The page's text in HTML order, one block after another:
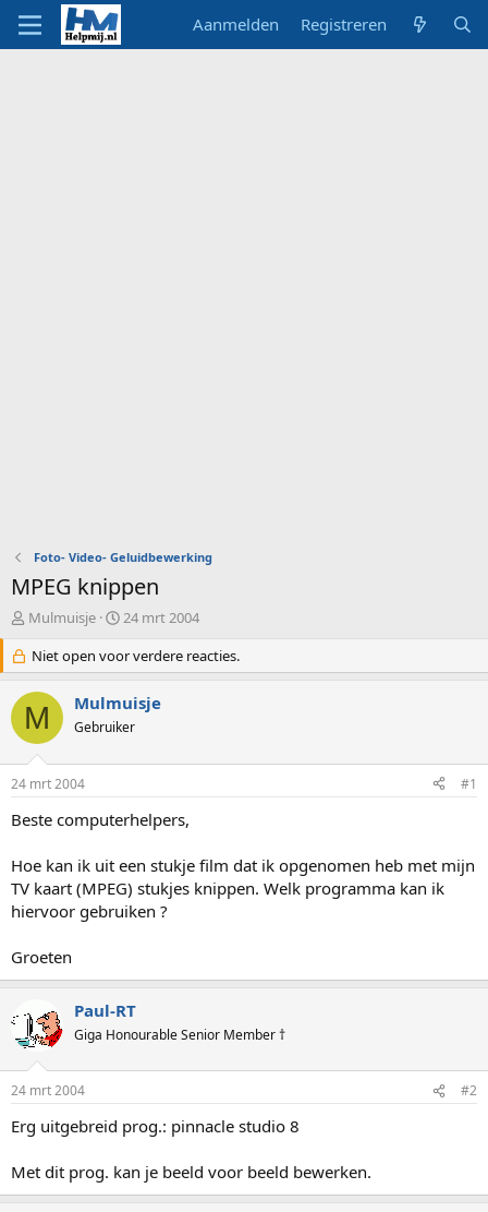
Aanmelden Registreren
Foto- Video- Geluidbewerking
MPEG knippen
O
d
e
r
w
e
s
t
a
t
e
r
Mulmuisje
S
a
r
d
a
m
24 mrt 2004
Niet open voor verdere reacties.
M Mulmuisje
Gebruiker
24 mrt 2004 #1
Beste computerhelpers,
Hoe kan ik uit een stukje film dat ik opgenomen heb met mijn
TV kaart (MPEG) stukjes knippen. Welk programma kan ik
hiervoor gebruiken ?
Groeten
Paul-RT
Giga Honourable Senior Member †
24 mrt 2004 #2
Erg uitgebreid prog.: pinnacle studio 8
Met dit prog. kan je beeld voor beeld bewerken.